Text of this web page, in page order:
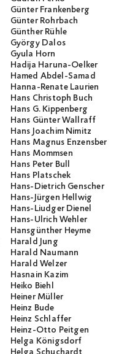
Günter Frankenberg
Günter Rohrbach
Günther Rühle
György Dalos
Gyula Horn
Hadija Haruna-Oelker
Hamed Abdel-Samad
Hanna-Renate Laurien
Hans Christoph Buch
Hans G. Kippenberg
Hans Günter Wallraff
Hans Joachim Nimitz
Hans Magnus
Hans Mommsen
Hans Peter Bull
Hans Platschek
Hans-Dietrich Genscher
Hans-Jürgen Hellwig
Hans-Liudger Dienel
Hans-Ulrich Wehler
Hansgünther Heyme
Harald Jung
Harald Naumann
Harald Welzer
Hasnain Kazim
Heiko Biehl
Heiner Müller
Heinz Bude
Heinz Schlaffer
Heinz-Otto Peitgen
Helga Königsdorf